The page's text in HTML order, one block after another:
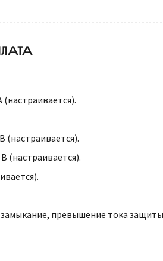
(настраивается).
(настраивается).
превышение тока